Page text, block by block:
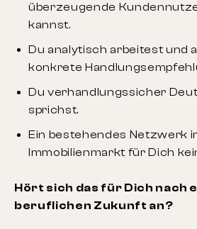
überzeugende
kannst.
Du analytisch arbeitest und
konkrete
Du verhandlungssicher
sprichst.
Ein bestehendes Netzwerk
Immobilienmarkt für Dich
Hört sich das für Dich nach
beruflichen Zukunft an?